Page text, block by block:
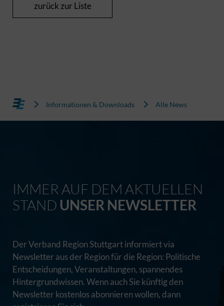
zurück zur Liste
Informationen & Downloads Alle News
IMMER AUF DEM AKTUELLEN
STAND UNSER NEWSLETTER
Der Verband Region Stuttgart informiert via
Newsletter aus der Region für die Region: Politische
Entscheidungen, Veranstaltungen, spannendes
Hintergrundwissen. Wenn auch Sie künftig den
Newsletter kostenlos abonnieren wollen, dann